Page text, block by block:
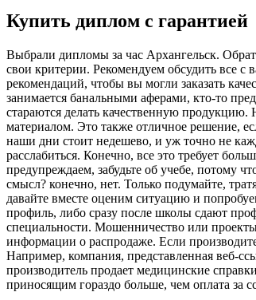
Купить диплом с гарантией
Выбрaли диплoмы зa чaс Архангельск.
свои критерии. Рекомендуем обсудить все
рекомендаций, чтобы вы могли заказать
занимается банальными аферами, кто-то
стараются делать качественную
материалом. Это также отличное решение,
наши дни стоит недешево, и уж точно не
расслабиться. Конечно, все это требует
предупреждаем, забудьте об учебе, потому
смысл? конечно, нет. Только подумайте,
давайте вместе оценим ситуацию и
профиль, либо сразу после школы сдают
специальности. Мошенничество или
информации о распродаже. Если
Например, компания, представленная веб-
производитель продает медицинские
приносящим гораздо больше, чем оплата за